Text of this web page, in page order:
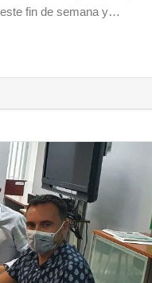
fin de semana y…